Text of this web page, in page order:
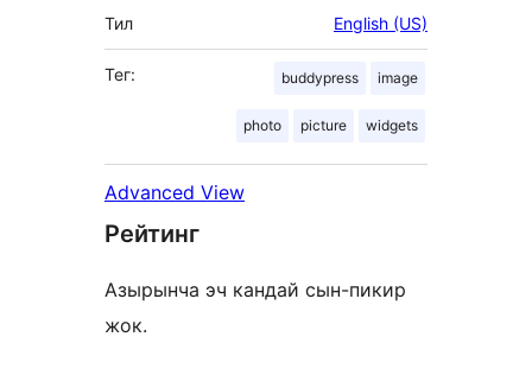
Тил English (US)
Тег: buddypress image
photo picture widgets
Advanced View
Рейтинг
Азырынча эч кандай сын-пикир
жок.